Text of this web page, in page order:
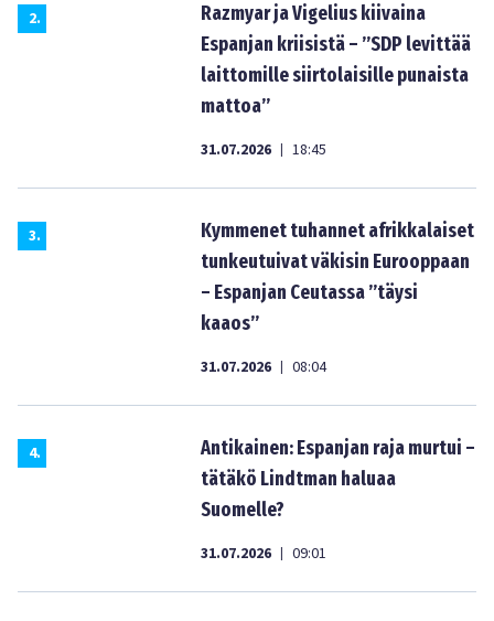
2.
Razmyar ja Vigelius kiivaina
Espanjan kriisistä – ”SDP levittää
laittomille siirtolaisille punaista
mattoa”
31.07.2026 | 18:45
3.
Kymmenet tuhannet afrikkalaiset
tunkeutuivat väkisin Eurooppaan
– Espanjan Ceutassa ”täysi
kaaos”
31.07.2026 | 08:04
4.
Antikainen: Espanjan raja murtui –
tätäkö Lindtman haluaa
Suomelle?
31.07.2026 | 09:01